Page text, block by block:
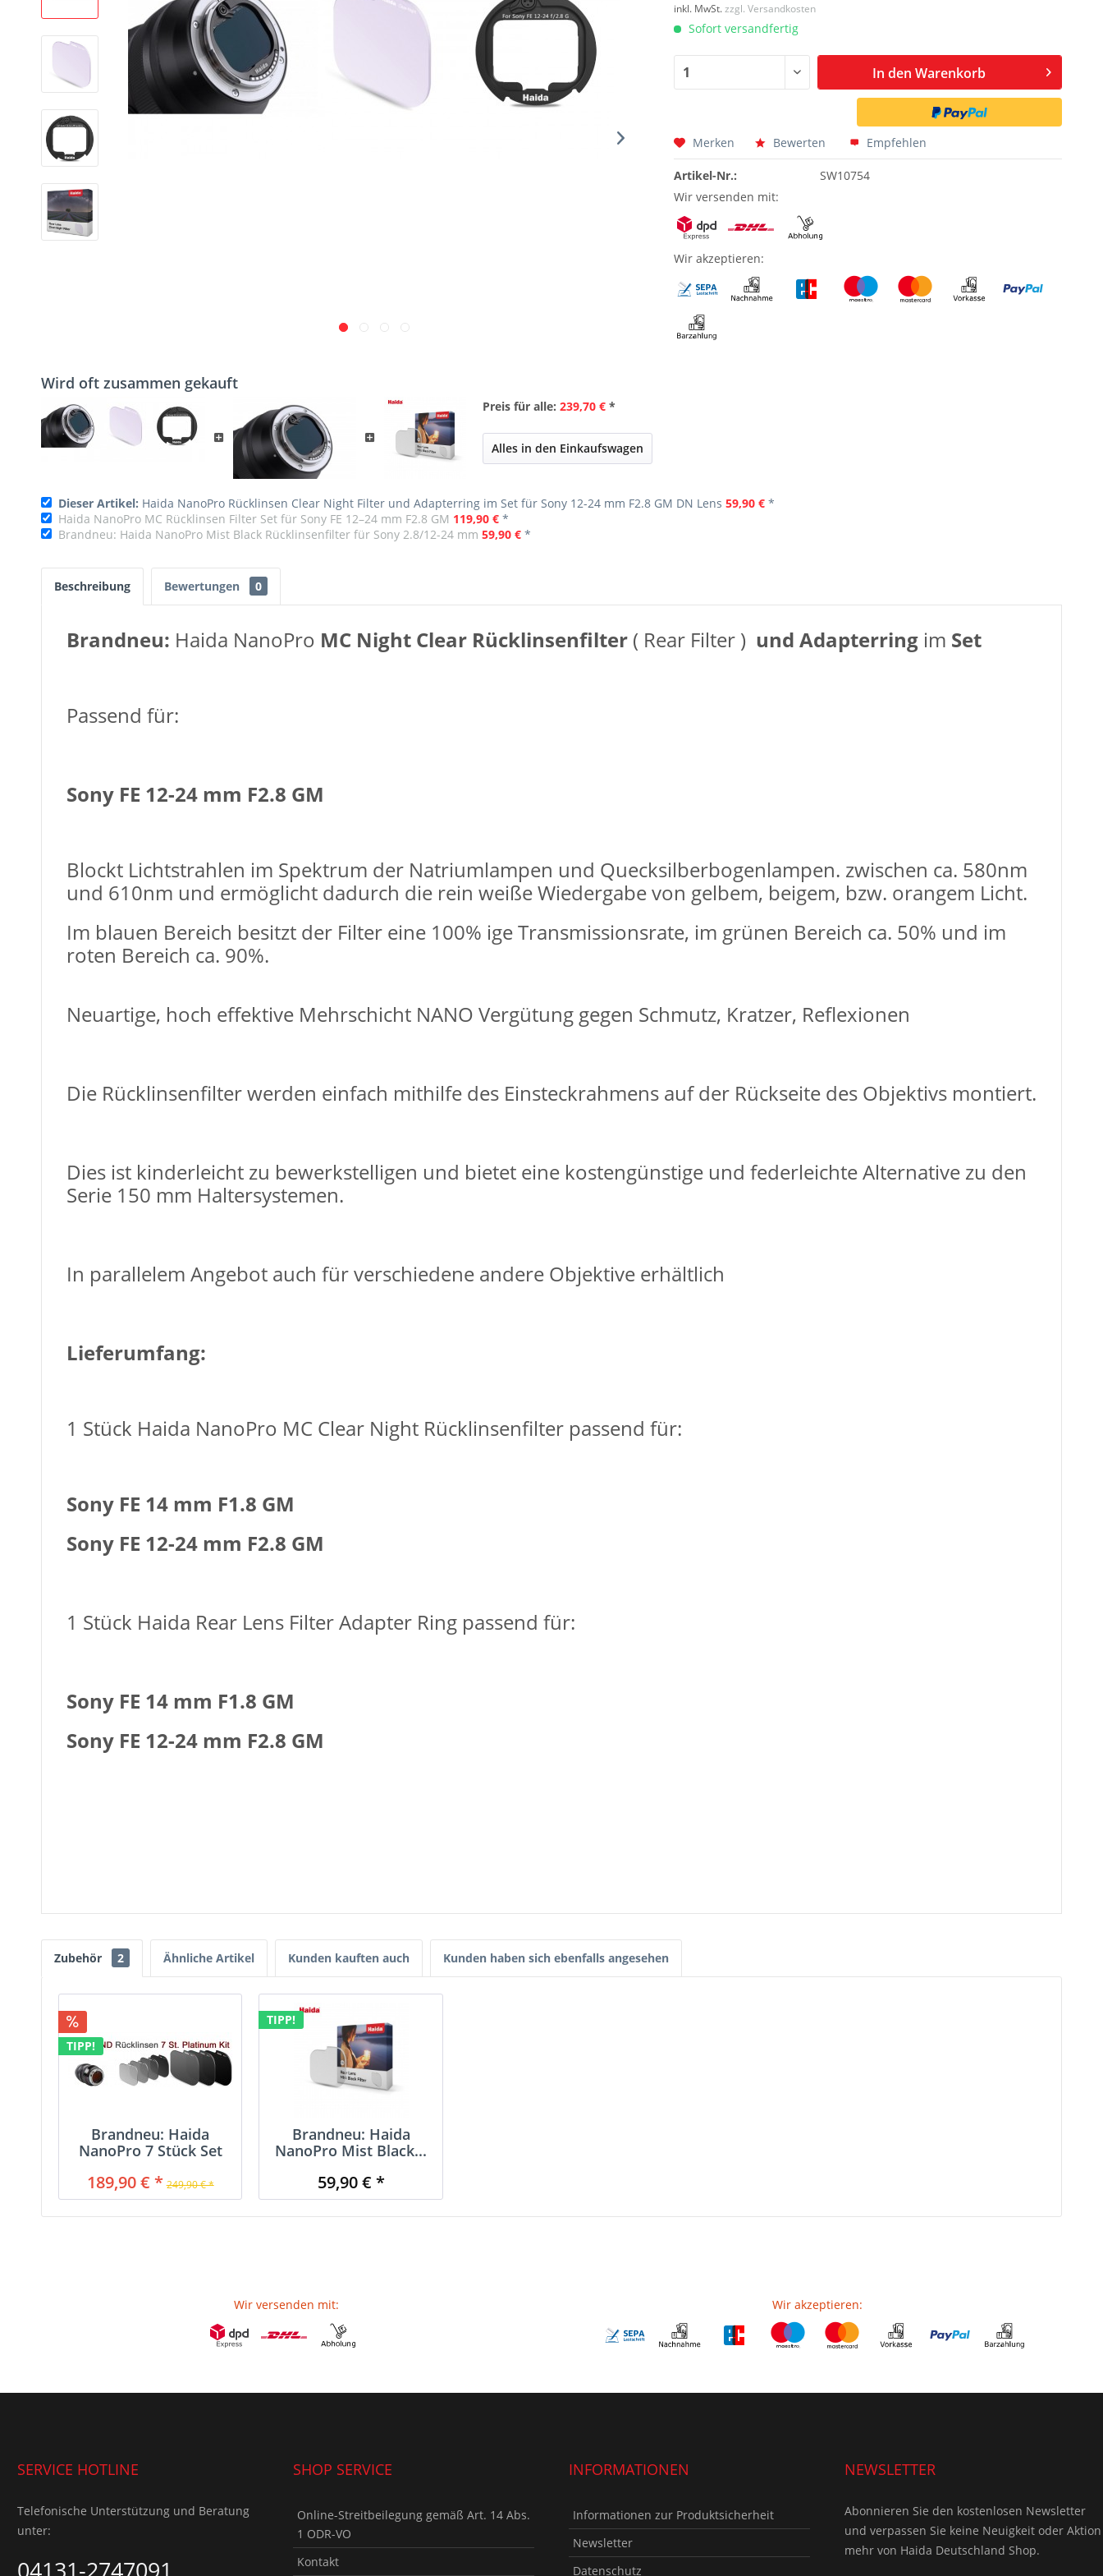
inkl. MwSt.zzgl. Versandkosten
Sofort versandfertig
In den Warenkorb
Merken Bewerten Empfehlen
Artikel-Nr.:
SW10754
Wir versenden mit:
Wir akzeptieren:
Wird oft zusammen gekauft
Preis für alle:239,70 € *
Alles in den Einkaufswagen
Dieser Artikel: Haida NanoPro Rücklinsen Clear Night Filter und Adapterring im Set für Sony 12-24 mm F2.8 GM DN Lens 59,90 € *
Haida NanoPro MC Rücklinsen Filter Set für Sony FE 12–24 mm F2.8 GM 119,90 € *
Brandneu: Haida NanoPro Mist Black Rücklinsenfilter für Sony 2.8/12-24 mm 59,90 € *
Beschreibung Bewertungen 0
Brandneu: Haida NanoPro MC Night Clear Rücklinsenfilter ( Rear Filter ) und Adapterring im Set
Passend für:
Sony FE 12-24 mm F2.8 GM
Blockt Lichtstrahlen im Spektrum der Natriumlampen und Quecksilberbogenlampen. zwischen ca. 580nm
und 610nm und ermöglicht dadurch die rein weiße Wiedergabe von gelbem, beigem, bzw. orangem Licht.
Im blauen Bereich besitzt der Filter eine 100% ige Transmissionsrate, im grünen Bereich ca. 50% und im
roten Bereich ca. 90%.
Neuartige, hoch effektive Mehrschicht NANO Vergütung gegen Schmutz, Kratzer, Reflexionen
Die Rücklinsenfilter werden einfach mithilfe des Einsteckrahmens auf der Rückseite des Objektivs montiert.
Dies ist kinderleicht zu bewerkstelligen und bietet eine kostengünstige und federleichte Alternative zu den
Serie 150 mm Haltersystemen.
In parallelem Angebot auch für verschiedene andere Objektive erhältlich
Lieferumfang:
1 Stück Haida NanoPro MC Clear Night Rücklinsenfilter passend für:
Sony FE 14 mm F1.8 GM
Sony FE 12-24 mm F2.8 GM
1 Stück Haida Rear Lens FilterAdapter Ring passend für:
Sony FE 14 mm F1.8 GM
Sony FE 12-24 mm F2.8 GM
Zubehör 2 Ähnliche Artikel Kunden kauften auch Kunden haben sich ebenfalls angesehen
TIPP!
Brandneu: Haida
NanoPro 7 Stück Set
189,90 € * 249,90 € *
TIPP!
Brandneu: Haida
NanoPro Mist Black...
59,90 € *
Wir versenden mit: Wir akzeptieren:
SERVICE HOTLINE
Telefonische Unterstützung und Beratung
unter:
04131-2747091
SHOP SERVICE
Online-Streitbeilegung gemäß Art. 14 Abs.
1 ODR-VO
Kontakt
INFORMATIONEN
Informationen zur Produktsicherheit
Newsletter
Datenschutz
NEWSLETTER
Abonnieren Sie den kostenlosen Newsletter
und verpassen Sie keine Neuigkeit oder Aktion
mehr von Haida Deutschland Shop.